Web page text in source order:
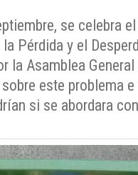
se celebra
Pérdida y el
la Asamblea
este problema
si se abordara